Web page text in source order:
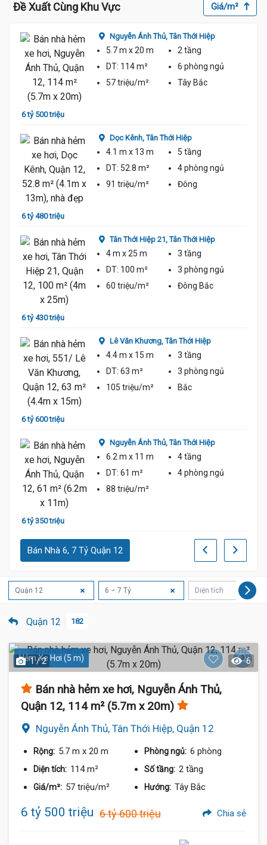
6.5 Tỷ
Đề Xuất Cùng Khu Vực Giá/m²
6 tỷ 500 triệu
Nguyễn Ánh Thủ,Tân Thới Hiệp
5.7 m x 20 m
2 tầng
DT: 114 m² 6 phòng ngủ
57 triệu/m²
Tây Bắc
6 tỷ 480 triệu
Dọc Kênh,Tân Thới Hiệp
4.1 m x 13 m
5 tầng
DT: 52.8 m² 4 phòng ngủ
91 triệu/m²
Đông
6 tỷ 430 triệu
Tân Thới Hiệp 21,Tân Thới Hiệp
4 m x 25 m
3 tầng
DT: 100 m² 3 phòng ngủ
60 triệu/m²
Đông Bắc
6 tỷ 600 triệu
Lê Văn Khương,Tân Thới Hiệp
4.4 m x 15 m
3 tầng
DT: 63 m² 3 phòng ngủ
105 triệu/m²
Bắc
6 tỷ 350 triệu
Nguyễn Ánh Thủ,Tân Thới Hiệp
6.2 m x 11 m
4 tầng
DT: 61 m² 4 phòng ngủ
88 triệu/m²
Bán Nhà 6, 7 Tỷ Quận 12
Quận 12 6 – 7 Tỷ Diện tích
Quận 12 182
Hẻm Xe Hơi (5 m)
1 / 2 6
Bán nhà hẻm xe hơi, Nguyễn Ánh Thủ,
Quận 12, 114 m² (5.7m x 20m)
Nguyễn Ánh Thủ, Tân Thới Hiệp, Quận 12
Rộng: 5.7 m x 20 m Phòng ngủ: 6 phòng
Diện tích: 114 m² Số tầng: 2 tầng
Giá/m²: 57 triệu/m² Hướng: Tây Bắc
6 tỷ 500 triệu 6 tỷ 600 triệu Chia sẻ